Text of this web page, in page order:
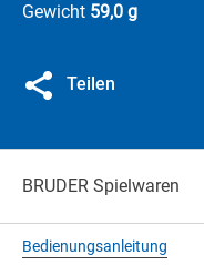
Gewicht 59,0 g
Teilen
BRUDER Spielwaren
Bedienungsanleitung